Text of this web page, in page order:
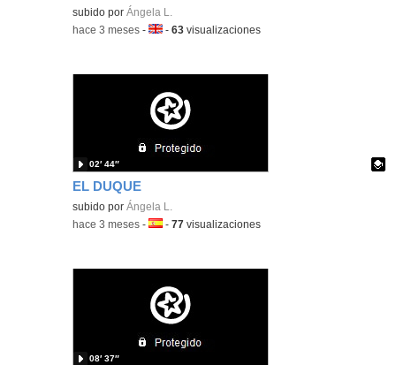
Contenido educativo.
subido porÁngela L.
-hace 3 meses -Idioma:
-63 visualizaciones
EL DUQUE
Contenido educativo.
subido porÁngela L.
02′ 44″
-hace 3 meses -Idioma:
-77 visualizaciones
08′ 37″